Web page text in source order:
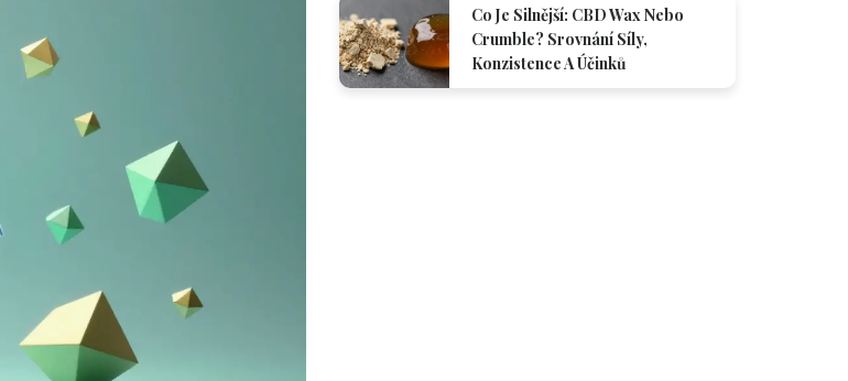
Co Je Silnější: CBD Wax Nebo
Crumble? Srovnání Síly,
Konzistence A Účinků